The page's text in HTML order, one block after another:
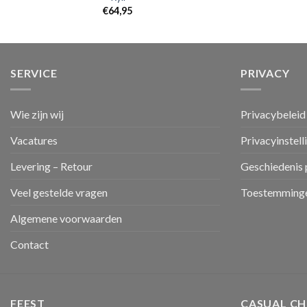
€64,95
SERVICE
Wie zijn wij
Vacatures
Levering – Retour
Veel gestelde vragen
Algemene voorwaarden
Contact
PRIVACY
Privacybeleid
FEEST CASUAL